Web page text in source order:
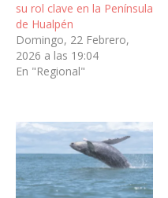
su rol clave en la Península
de Hualpén
Domingo, 22 Febrero,
2026 a las 19:04
En "Regional"